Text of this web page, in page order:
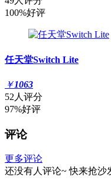
100%好评
任天堂Switch Lite
￥1063
52人评分
97%好评
评论
更多评论
还没有人评论~ 快来抢沙